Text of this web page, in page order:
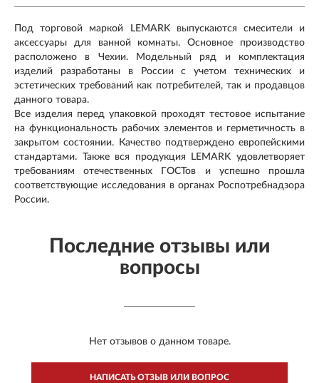
Под торговой маркой LEMARK выпускаются смесители и
аксессуары для ванной комнаты. Основное производство
расположено в Чехии. Модельный ряд и комплектация
изделий разработаны в России с учетом технических и
эстетических требований как потребителей, так и продавцов
данного товара.
Все изделия перед упаковкой проходят тестовое испытание
на функциональность рабочих элементов и герметичность в
закрытом состоянии. Качество подтверждено европейскими
стандартами. Также вся продукция LEMARK удовлетворяет
требованиям отечественных ГОСТов и успешно прошла
соответствующие исследования в органах Роспотребнадзора
России.
Последние отзывы или
вопросы
Нет отзывов о данном товаре.
НАПИСАТЬ ОТЗЫВ ИЛИ ВОПРОС